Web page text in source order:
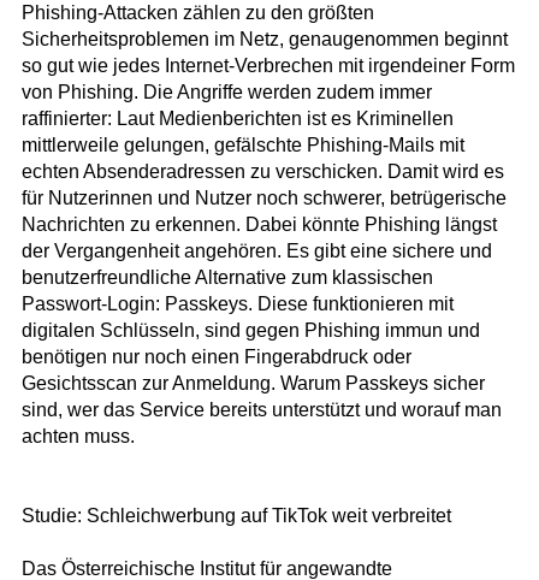
Phishing-Attacken zählen zu den größten
Sicherheitsproblemen im Netz, genaugenommen beginnt
so gut wie jedes Internet-Verbrechen mit irgendeiner Form
von Phishing. Die Angriffe werden zudem immer
raffinierter: Laut Medienberichten ist es Kriminellen
mittlerweile gelungen, gefälschte Phishing-Mails mit
echten Absenderadressen zu verschicken. Damit wird es
für Nutzerinnen und Nutzer noch schwerer, betrügerische
Nachrichten zu erkennen. Dabei könnte Phishing längst
der Vergangenheit angehören. Es gibt eine sichere und
benutzerfreundliche Alternative zum klassischen
Passwort-Login: Passkeys. Diese funktionieren mit
digitalen Schlüsseln, sind gegen Phishing immun und
benötigen nur noch einen Fingerabdruck oder
Gesichtsscan zur Anmeldung. Warum Passkeys sicher
sind, wer das Service bereits unterstützt und worauf man
achten muss.
Studie: Schleichwerbung auf TikTok weit verbreitet
Das Österreichische Institut für angewandte